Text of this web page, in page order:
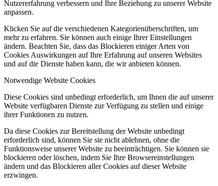
Nutzererfahrung verbessern und Ihre Beziehung zu unserer Website
anpassen.
Klicken Sie auf die verschiedenen Kategorienüberschriften, um
mehr zu erfahren. Sie können auch einige Ihrer Einstellungen
ändern. Beachten Sie, dass das Blockieren einiger Arten von
Cookies Auswirkungen auf Ihre Erfahrung auf unseren Websites
und auf die Dienste haben kann, die wir anbieten können.
Notwendige Website Cookies
Diese Cookies sind unbedingt erforderlich, um Ihnen die auf unserer
Website verfügbaren Dienste zur Verfügung zu stellen und einige
ihrer Funktionen zu nutzen.
Da diese Cookies zur Bereitstellung der Website unbedingt
erforderlich sind, können Sie sie nicht ablehnen, ohne die
Funktionsweise unserer Website zu beeinträchtigen. Sie können sie
blockieren oder löschen, indem Sie Ihre Browsereinstellungen
ändern und das Blockieren aller Cookies auf dieser Website
erzwingen.